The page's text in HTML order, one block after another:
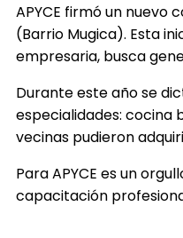
APYCE firmó un
(Barrio Mugica). Esta
empresaria, busca
Durante este año se
especialidades: cocina
vecinas pudieron
Para APYCE es un
capacitación